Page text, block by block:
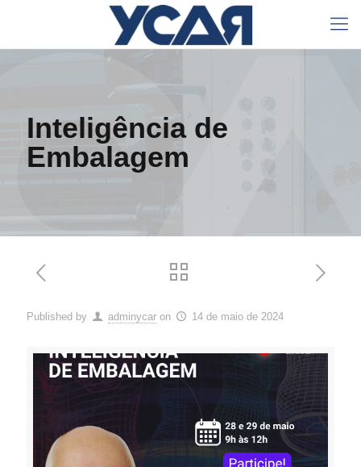
Inteligência de
Embalagem
Published by adminycar on 14 de maio de 2024